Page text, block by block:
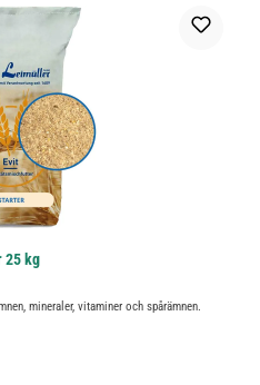
25 kg
mineraler, vitaminer och spårämnen.